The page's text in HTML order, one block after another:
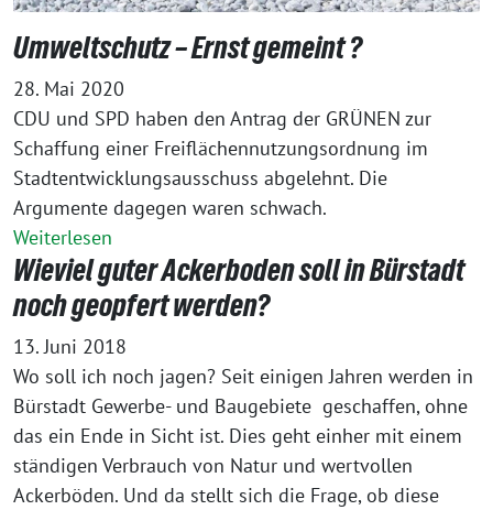
Umweltschutz – Ernst gemeint ?
28. Mai 2020
CDU und SPD haben den Antrag der GRÜNEN zur
Schaffung einer Freiflächennutzungsordnung im
Stadtentwicklungsausschuss abgelehnt. Die
Argumente dagegen waren schwach.
Weiterlesen
Wieviel guter Ackerboden soll in Bürstadt
noch geopfert werden?
13. Juni 2018
Wo soll ich noch jagen? Seit einigen Jahren werden in
Bürstadt Gewerbe- und Baugebiete geschaffen, ohne
das ein Ende in Sicht ist. Dies geht einher mit einem
ständigen Verbrauch von Natur und wertvollen
Ackerböden. Und da stellt sich die Frage, ob diese